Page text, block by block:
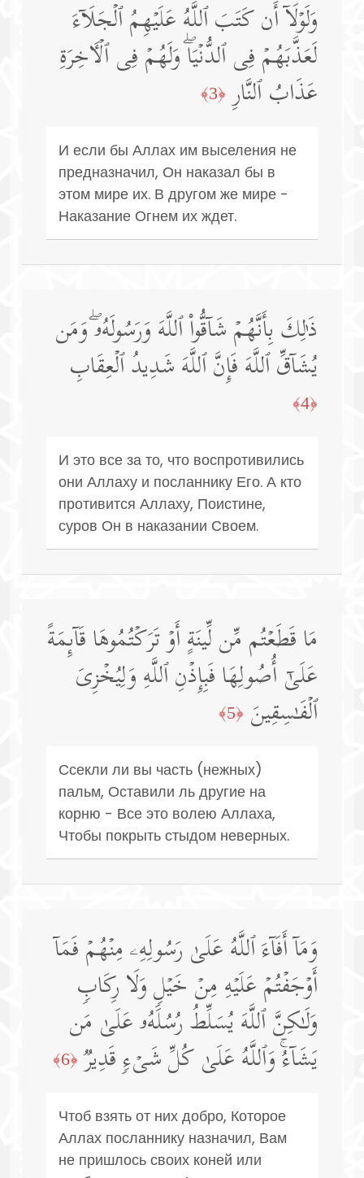
وَلَوۡلَاۤ أَن كَتَبَ ٱللَّهُ عَلَیۡهِمُ ٱلۡجَلَاۤءَ
لَعَذَّبَهُمۡ فِی ٱلدُّنۡیَاۖ وَلَهُمۡ فِی ٱلۡـَٔاخِرَةِ
عَذَابُ ٱلنَّارِ ﴿3﴾
И если бы Аллах им выселения не
предназначил, Он наказал бы в
этом мире их. В другом же мире -
Наказание Огнем их ждет.
ذَ ٰ⁠لِكَ بِأَنَّهُمۡ شَاۤقُّوا۟ ٱللَّهَ وَرَسُولَهُۥۖ وَمَن
یُشَاۤقِّ ٱللَّهَ فَإِنَّ ٱللَّهَ شَدِیدُ ٱلۡعِقَابِ
﴿4﴾
И это все за то, что воспротивились
они Аллаху и посланнику Его. А кто
противится Аллаху, Поистине,
суров Он в наказании Своем.
مَا قَطَعۡتُم مِّن لِّینَةٍ أَوۡ تَرَكۡتُمُوهَا قَاۤىِٕمَةً
عَلَىٰۤ أُصُولِهَا فَبِإِذۡنِ ٱللَّهِ وَلِیُخۡزِیَ
ٱلۡفَـٰسِقِینَ ﴿5﴾
Ссекли ли вы часть (нежных)
пальм, Оставили ль другие на
корню - Все это волею Аллаха,
Чтобы покрыть стыдом неверных.
وَمَاۤ أَفَاۤءَ ٱللَّهُ عَلَىٰ رَسُولِهِۦ مِنۡهُمۡ فَمَاۤ
أَوۡجَفۡتُمۡ عَلَیۡهِ مِنۡ خَیۡلࣲ وَلَا رِكَابࣲ
وَلَـٰكِنَّ ٱللَّهَ یُسَلِّطُ رُسُلَهُۥ عَلَىٰ مَن
یَشَاۤءُۚ وَٱللَّهُ عَلَىٰ كُلِّ شَیۡءࣲ قَدِیرࣱ ﴿6﴾
Чтоб взять от них добро, Которое
Аллах посланнику назначил, Вам
не пришлось своих коней или